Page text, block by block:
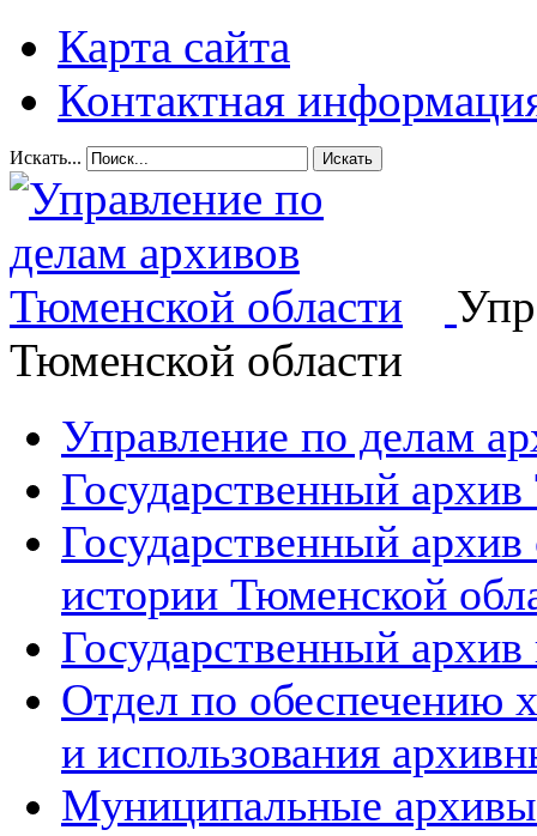
Карта сайта
Контактная
Искать... Искать
Тюменской области
Управление по делам
Государственный
Государственный
истории Тюменской
Государственный архив
Отдел по обеспечению
и использования
Муниципальные архивы